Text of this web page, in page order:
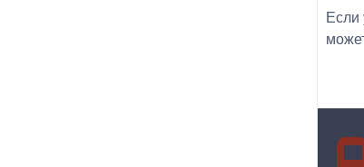
Если